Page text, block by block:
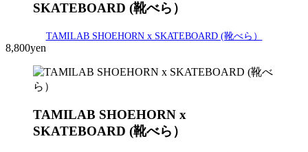
SKATEBOARD (靴べら）
TAMILAB SHOEHORN x SKATEBOARD (靴べら）
8,800yen
TAMILAB SHOEHORN x
SKATEBOARD (靴べら）